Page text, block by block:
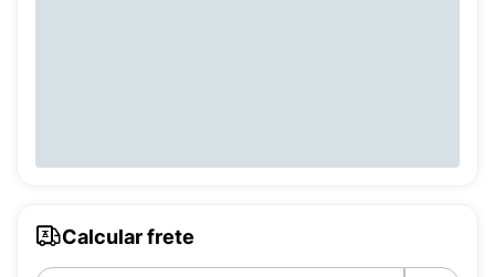
Calcular frete